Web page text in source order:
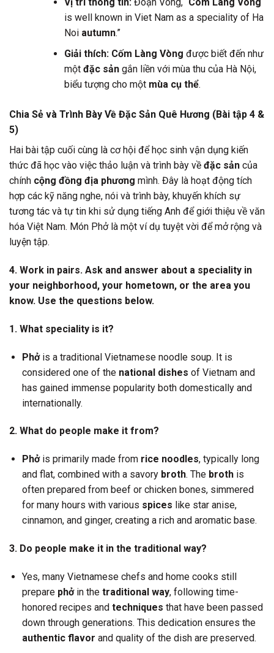
is well known in Viet Nam as a speciality of Ha
Noi autumn.”
Giải thích: Cốm Làng Vòng được biết đến như
một đặc sảngắn liền với mùa thu của Hà Nội,
biểu tượng cho một mùa cụ thể.
Chia Sẻ và Trình Bày Về Đặc Sản Quê Hương (Bài tập 4 &
5)
Hai bài tập cuối cùng là cơ hội để học sinh vận dụng kiến
thức đã học vào việc thảo luận và trình bày về đặc sản của
chính cộng đồng địa phương mình. Đây là hoạt động tích
hợp các kỹ năng nghe, nói và trình bày, khuyến khích sự
tương tác và tự tin khi sử dụng tiếng Anh để giới thiệu về văn
hóa Việt Nam. Món Phở là một ví dụ tuyệt vời để mở rộng và
luyện tập.
4. Work in pairs. Ask and answer about a speciality in
your neighborhood, your hometown, or the area you
know. Use the questions below.
1. What speciality is it?
Phởis a traditional Vietnamese noodle soup. It is
considered one of the national dishes of Vietnam and
has gained immense popularity both domestically and
internationally.
2. What do people make it from?
Phởis primarily made from rice noodles, typically long
and flat, combined with a savory broth. The brothis
often prepared from beef or chicken bones, simmered
for many hours with various spices like star anise,
cinnamon, and ginger, creating a rich and aromatic base.
3. Do people make it in the traditional way?
Yes, many Vietnamese chefs and home cooks still
prepare phởin the traditional way, following time-
honored recipes and techniques that have been passed
down through generations. This dedication ensures the
authentic flavor and quality of the dish are preserved.